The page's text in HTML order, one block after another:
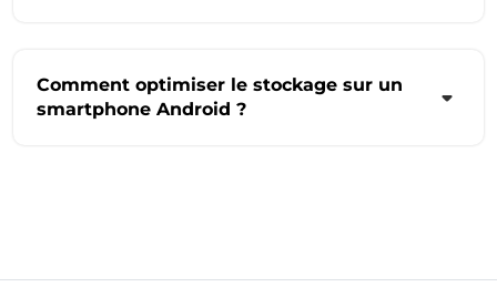
Comment optimiser le stockage sur un
smartphone Android ?